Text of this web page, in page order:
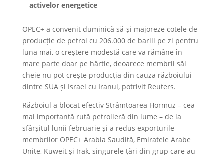
activelor energetice
OPEC+ a convenit duminică să-și majoreze cotele de
producție de petrol cu 206.000 de barili pe zi pentru
luna mai, o creștere modestă care va rămâne în
mare parte doar pe hârtie, deoarece membrii săi
cheie nu pot crește producția din cauza războiului
dintre SUA și Israel cu Iranul, potrivit Reuters.
Războiul a blocat efectiv Strâmtoarea Hormuz – cea
mai importantă rută petrolieră din lume – de la
sfârșitul lunii februarie și a redus exporturile
membrilor OPEC+ Arabia Saudită, Emiratele Arabe
Unite, Kuweit și Irak, singurele țări din grup care au